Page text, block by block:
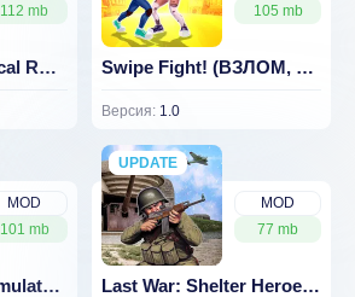
112 mb
Brave Nine - Tactical RPG (ВЗЛОМ, меню модов)
105 mb
Swipe Fight! (ВЗЛОМ, меню модов/без рекламы)
Версия: 1.0
MOD
101 mb
Ultimate Horse Simulator 2 (ВЗЛОМ, меню модов)
MOD
77 mb
UPDATE
NEW
Last War: Shelter Heroes. Survival game (МОД, меню модов)